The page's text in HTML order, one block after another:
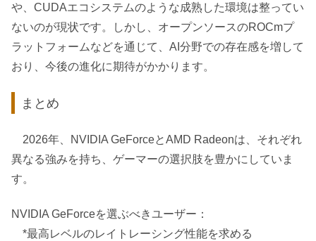
や、CUDAエコシステムのような成熟した環境は整ってい
ないのが現状です。しかし、オープンソースのROCmプ
ラットフォームなどを通じて、AI分野での存在感を増して
おり、今後の進化に期待がかかります。
まとめ
2026年、NVIDIA GeForceとAMD Radeonは、それぞれ
異なる強みを持ち、ゲーマーの選択肢を豊かにしていま
す。
NVIDIA GeForceを選ぶべきユーザー：
*最高レベルのレイトレーシング性能を求める